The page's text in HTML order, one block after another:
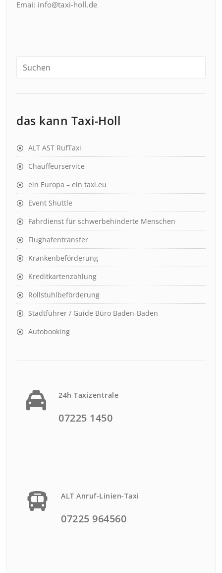
Emai: info@taxi-holl.de
das kann Taxi-Holl
ALT AST RufTaxi
Chauffeurservice
ein Europa – ein taxi.eu
Event Shuttle
Fahrdienst für schwerbehinderte Menschen
Flughafentransfer
Krankenbeförderung
Kreditkartenzahlung
Rollstuhlbeförderung
Stadtführer / Guide Büro Baden-Baden
Autobooking
24h Taxizentrale
07225 1450
ALT Anruf-Linien-Taxi
07225 964560